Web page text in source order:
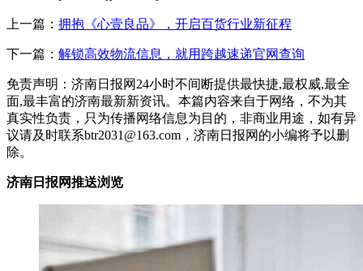
上一篇： 拥抱《心壹良品》，开启百货行业新征程
下一篇： 解锁高效物流信息，就用跨越速递官网查询
免责声明：济南日报网24小时不间断提供最快捷,最权威,最全
面,最丰富的济南最新新资讯。本篇内容来自于网络，不为其
真实性负责，只为传播网络信息为目的，非商业用途，如有异
议请及时联系btr2031@163.com，济南日报网的小编将予以删
除。
济南日报网推送浏览